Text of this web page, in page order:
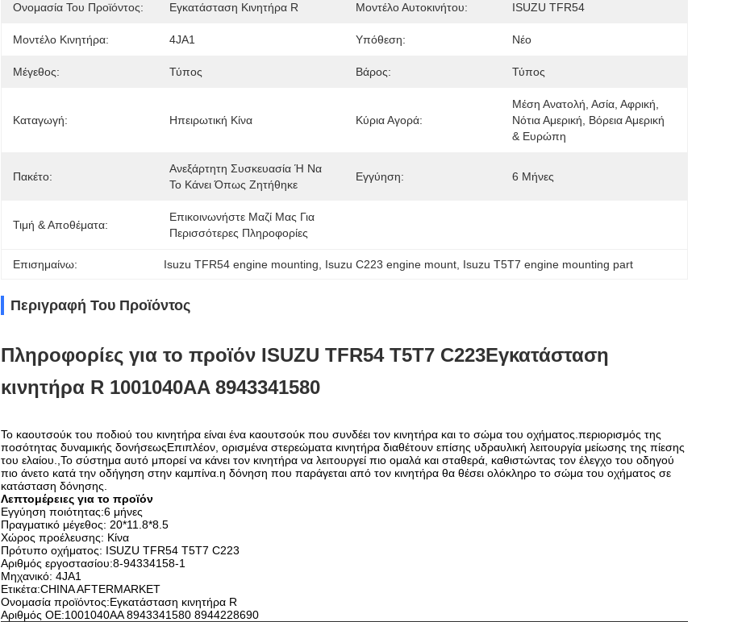
Ονομασία Του Προϊόντος: Εγκατάσταση Κινητήρα R Μοντέλο Αυτοκινήτου: ISUZU TFR54
Μοντέλο Κινητήρα: 4JA1 Υπόθεση: Νέο
Μέγεθος: Τύπος Βάρος: Τύπος
Καταγωγή: Ηπειρωτική Κίνα Κύρια Αγορά:
Μέση Ανατολή, Ασία, Αφρική,
Νότια Αμερική, Βόρεια Αμερική
& Ευρώπη
Πακέτο:
Ανεξάρτητη Συσκευασία Ή Να
Το Κάνει Όπως Ζητήθηκε
Εγγύηση: 6 Μήνες
Τιμή & Αποθέματα:
Επικοινωνήστε Μαζί Μας Για
Περισσότερες Πληροφορίες
Επισημαίνω: Isuzu TFR54 engine mounting Isuzu C223 engine mount Isuzu T5T7 engine mounting part
Περιγραφή Του Προϊόντος
Πληροφορίες για το προϊόν ISUZU TFR54 Τ5Τ7 C223Εγκατάσταση
κινητήρα R 1001040AA 8943341580
Το καουτσούκ του ποδιού του κινητήρα είναι ένα καουτσούκ που συνδέει τον κινητήρα και το σώμα του οχήματος.περιορισμός της
ποσότητας δυναμικής δονήσεωςΕπιπλέον, ορισμένα στερεώματα κινητήρα διαθέτουν επίσης υδραυλική λειτουργία μείωσης της πίεσης
του ελαίου.,Το σύστημα αυτό μπορεί να κάνει τον κινητήρα να λειτουργεί πιο ομαλά και σταθερά, καθιστώντας τον έλεγχο του οδηγού
πιο άνετο κατά την οδήγηση στην καμπίνα.η δόνηση που παράγεται από τον κινητήρα θα θέσει ολόκληρο το σώμα του οχήματος σε
κατάσταση δόνησης.
Λεπτομέρειες για το προϊόν
Εγγύηση ποιότητας:6 μήνες
Πραγματικό μέγεθος: 20*11.8*8.5
Χώρος προέλευσης: Κίνα
Πρότυπο οχήματος: ISUZU TFR54 T5T7 C223
Αριθμός εργοστασίου:8-94334158-1
Μηχανικό: 4JA1
Ετικέτα:CHINA AFTERMARKET
Ονομασία προϊόντος:Εγκατάσταση κινητήρα R
Αριθμός ΟΕ:1001040AA 8943341580 8944228690